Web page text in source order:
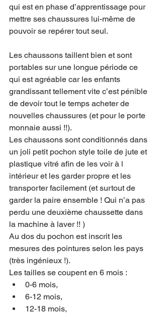
qui est en phase d’apprentissage pour
mettre ses chaussures lui-même de
pouvoir se repérer tout seul.
Les chaussons taillent bien et sont
portables sur une longue période ce
qui est agréable car les enfants
grandissant tellement vite c’est pénible
de devoir tout le temps acheter de
nouvelles chaussures (et pour le porte
monnaie aussi !!).
Les chaussons sont conditionnés dans
un joli petit pochon style toile de jute et
plastique vitré afin de les voir à l
intérieur et les garder propre et les
transporter facilement (et surtout de
garder la paire ensemble ! Qui n’a pas
perdu une deuxième chaussette dans
la machine à laver !! )
Au dos du pochon est inscrit les
mesures des pointures selon les pays
(très ingénieux !).
Les tailles se coupent en 6 mois :
0-6 mois,
6-12 mois,
12-18 mois,